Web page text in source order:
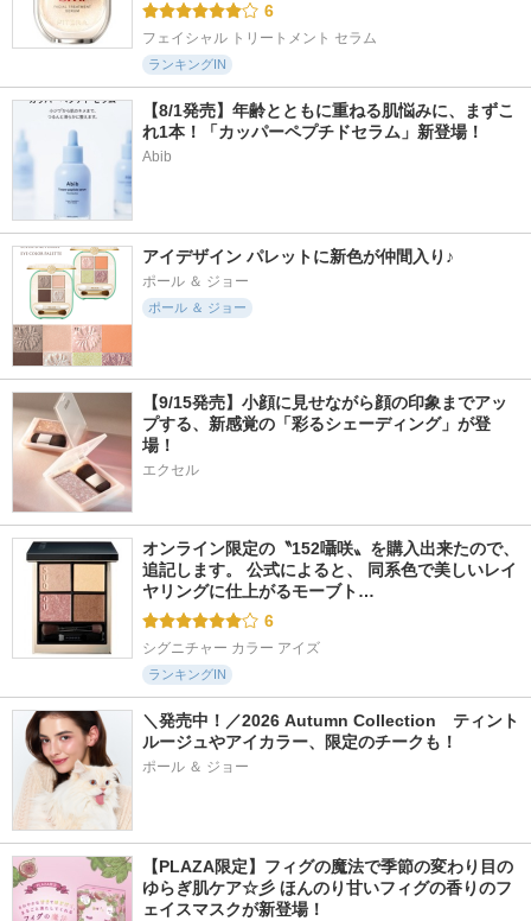
6
フェイシャル トリートメント セラム
ランキングIN
【8/1発売】年齢とともに重ねる肌悩みに、まずこ
れ1本！「カッパーペプチドセラム」新登場！
Abib
アイデザイン パレットに新色が仲間入り♪
ポール ＆ ジョー
ポール ＆ ジョー
【9/15発売】小顔に見せながら顔の印象までアッ
プする、新感覚の「彩るシェーディング」が登
場！
エクセル
オンライン限定の〝152囁咲〟を購入出来たので、
追記します。 公式によると、 同系色で美しいレイ
ヤリングに仕上がるモーブト…
6
シグニチャー カラー アイズ
ランキングIN
＼発売中！／2026 Autumn Collection　ティント
ルージュやアイカラー、限定のチークも！
ポール ＆ ジョー
【PLAZA限定】フィグの魔法で季節の変わり目の
ゆらぎ肌ケア☆彡 ほんのり甘いフィグの香りのフ
ェイスマスクが新登場！